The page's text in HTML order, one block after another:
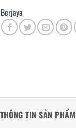
Berjaya
THÔNG TIN SẢN PHẨM